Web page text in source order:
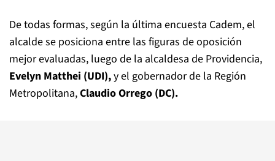
De todas formas, según la última encuesta Cadem, el
alcalde se posiciona entre las figuras de oposición
mejor evaluadas, luego de la alcaldesa de Providencia,
Evelyn Matthei (UDI),y el gobernador de la Región
Metropolitana,Claudio Orrego (DC).